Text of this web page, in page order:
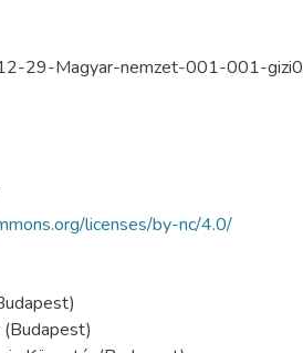
29-Magyar-nemzet-001-001-
licenses/by-nc/4.0/